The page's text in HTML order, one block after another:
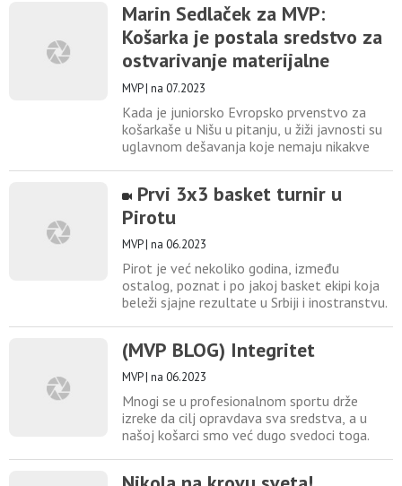
početnih 5:0 u korist Srbije. Na drugoj strani,
uzvratili su Franc Vagner i Šruder. U trećem
minutu sureta, povredu prilikom prodora je
Marin Sedlaček za MVP:
Košarka je postala sredstvo za
ostvarivanje materijalne
satisfakcije
MVP| na 07.2023
Kada je juniorsko Evropsko prvenstvo za
košarkaše u Nišu u pitanju, u žiži javnosti su
uglavnom dešavanja koje nemaju nikakve
broj dece koji pružaju frenetičnu podršku
srpskim juniorima nisu toliko važni. Takve
potpuno
Prvi 3x3 basket turnir u
Pirotu
MVP| na 06.2023
Pirot je već nekoliko godina, između
ostalog, poznat i po jakoj basket ekipi koja
beleži sjajne rezultate u Srbiji i inostranstvu.
šampion “MTS 3×3 streetball lige”. Koliko je
ulični basket u ekspanziji u Srbiji govori i
podatak da se trenutno igraju tri paralelne
(MVP BLOG) Integritet
MVP| na 06.2023
Mnogi se u profesionalnom sportu drže
izreke da cilj opravdava sva sredstva, a u
našoj košarci smo već dugo svedoci toga.